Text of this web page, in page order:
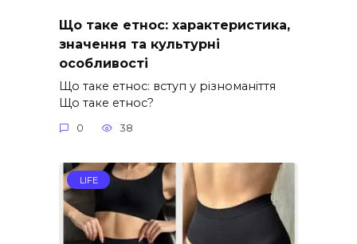
Що таке етнос: характеристика,
значення та культурні
особливості
Що таке етнос: вступ у різноманіття
Що таке етнос?
0 38
LIFE